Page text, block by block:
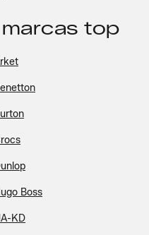
top
Boss
KD